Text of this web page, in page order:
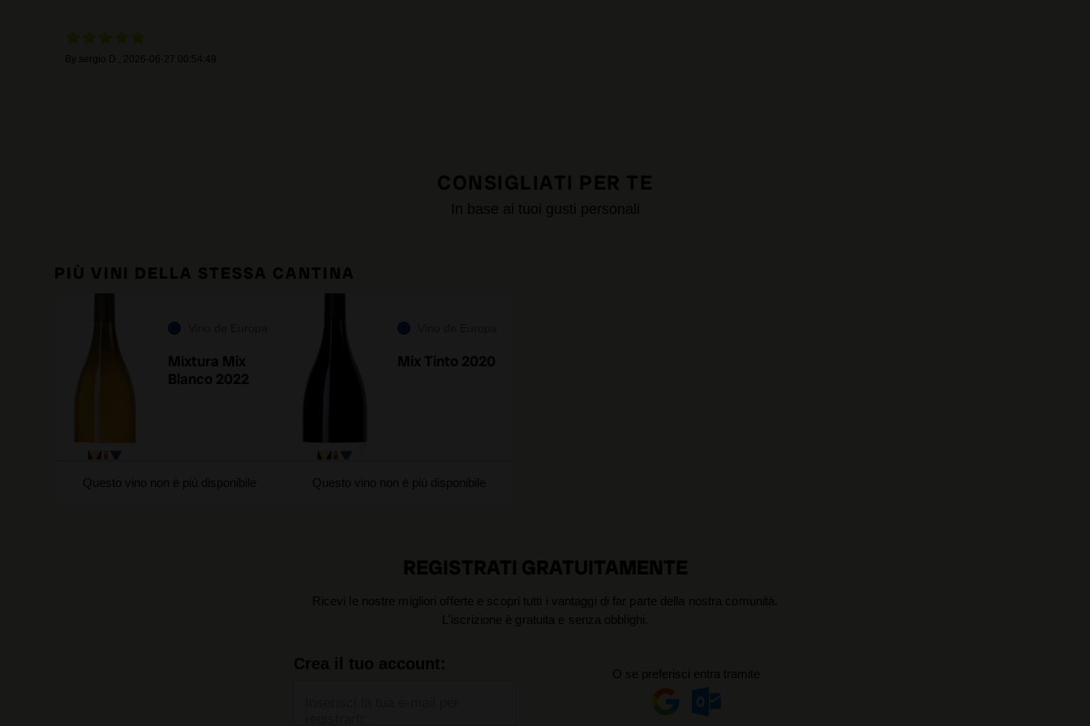
sergio D. 2026-06-27 00:54:49
CONSIGLIATI PER TE
In base ai tuoi gusti personali
PIÙ VINI DELLA STESSA CANTINA
Mixtura Mix
Blanco 2022
Questo vino non è più disponibile
Mix Tinto 2020
Questo vino non è più disponibile
REGISTRATI GRATUITAMENTE
Ricevi le nostre migliori offerte e scopri tutti i vantaggi di far parte della nostra comunità.
L'iscrizione è gratuita e senza obblighi.
Crea il tuo account:
O se preferisci entra tramite